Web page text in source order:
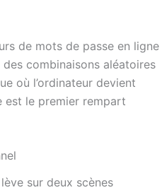
de mots de passe en ligne
combinaisons aléatoires
où l’ordinateur devient
est le premier rempart
sur deux scènes